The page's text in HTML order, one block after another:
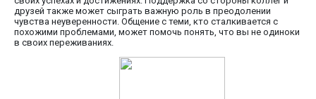
друзей также может сыграть важную роль в преодолении
чувства неуверенности. Общение с теми, кто сталкивается с
похожими проблемами, может помочь понять, что вы не одиноки
в своих переживаниях.